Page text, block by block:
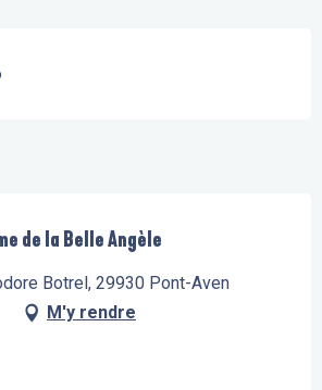
de la Belle Angèle
Botrel, 29930 Pont-Aven
M'y rendre